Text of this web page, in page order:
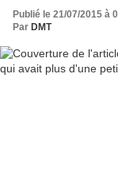
Publié le 21/07/2015 à
Par DMT